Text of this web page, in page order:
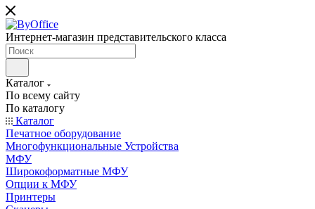
Интернет-магазин представительского класса
Каталог
По всему сайту
По каталогу
Каталог
Печатное оборудование
Многофункциональные Устройства
МФУ
Широкоформатные МФУ
Опции к МФУ
Принтеры